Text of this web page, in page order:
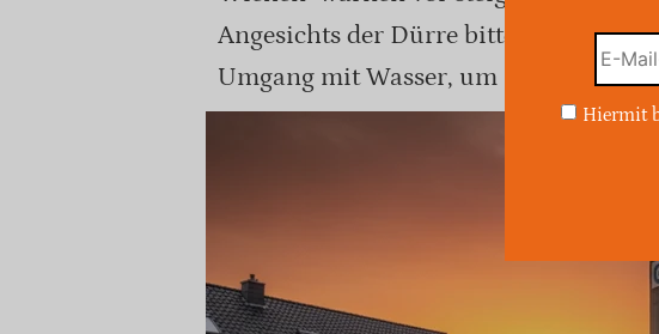
Angesichts der Dürre bitten sie die
Umgang mit Wasser, um Engpässe zu
Hiermit